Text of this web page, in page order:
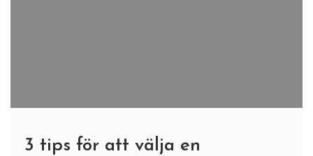
3 tips för att välja en